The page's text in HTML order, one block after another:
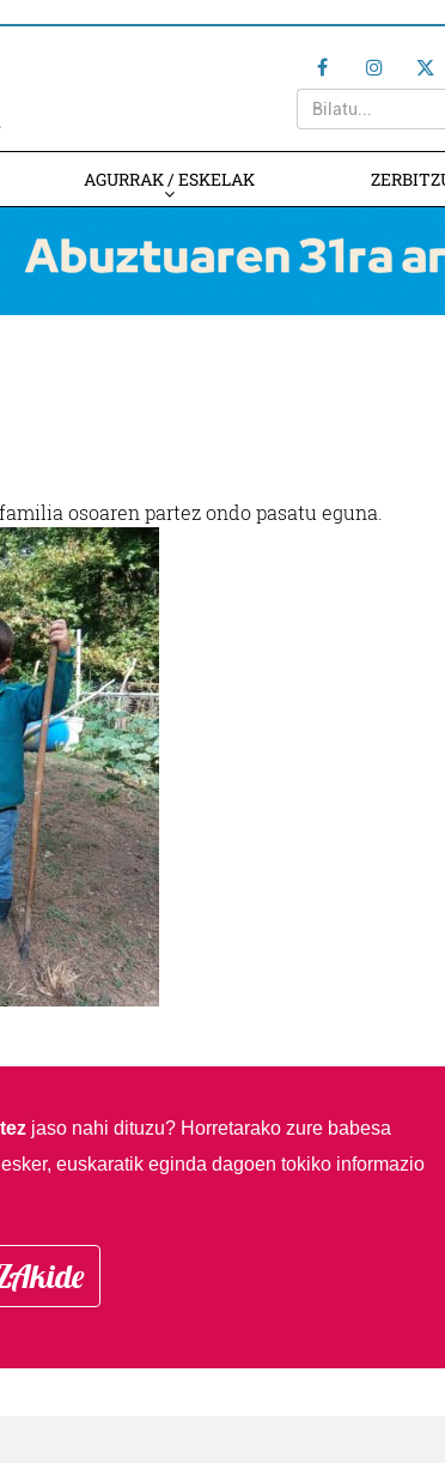
AGURRAK / ESKELAK
osoaren partez ondo pasatu eguna.
jaso nahi dituzu? Horretarako zure babesa
euskaratik eginda dagoen tokiko informazio